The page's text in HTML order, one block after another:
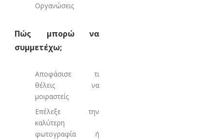
Οργανώσεις
Πώς μπορώ να
συμμετέχω;
Αποφάσισε τι
θέλεις να
μοιραστείς
Επέλεξε την
καλύτερη
φωτογραφία ή